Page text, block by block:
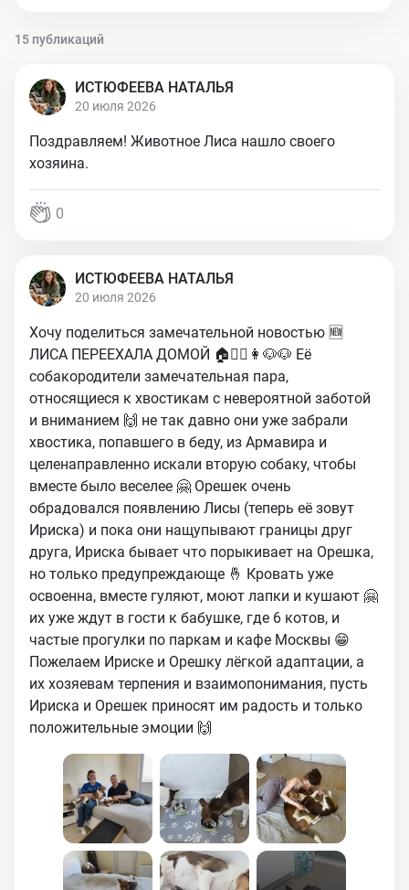
15 публикаций
ИСТЮФЕЕВА НАТАЛЬЯ
20 июля 2026
Поздравляем! Животное Лиса нашло своего
хозяина.
0
ИСТЮФЕЕВА НАТАЛЬЯ
20 июля 2026
Хочу поделиться замечательной новостью 🆕
ЛИСА ПЕРЕЕХАЛА ДОМОЙ 🏠🧔‍♂️👩🐶🐶 Её
собакородители замечательная пара,
относящиеся к хвостикам с невероятной заботой
и вниманием 🙌 не так давно они уже забрали
хвостика, попавшего в беду, из Армавира и
целенаправленно искали вторую собаку, чтобы
вместе было веселее 🤗 Орешек очень
обрадовался появлению Лисы (теперь её зовут
Ириска) и пока они нащупывают границы друг
друга, Ириска бывает что порыкивает на Орешка,
но только предупреждающе 🤞 Кровать уже
освоенна, вместе гуляют, моют лапки и кушают 🤗
их уже ждут в гости к бабушке, где 6 котов, и
частые прогулки по паркам и кафе Москвы 😁
Пожелаем Ириске и Орешку лёгкой адаптации, а
их хозяевам терпения и взаимопонимания, пусть
Ириска и Орешек приносят им радость и только
положительные эмоции 🙌